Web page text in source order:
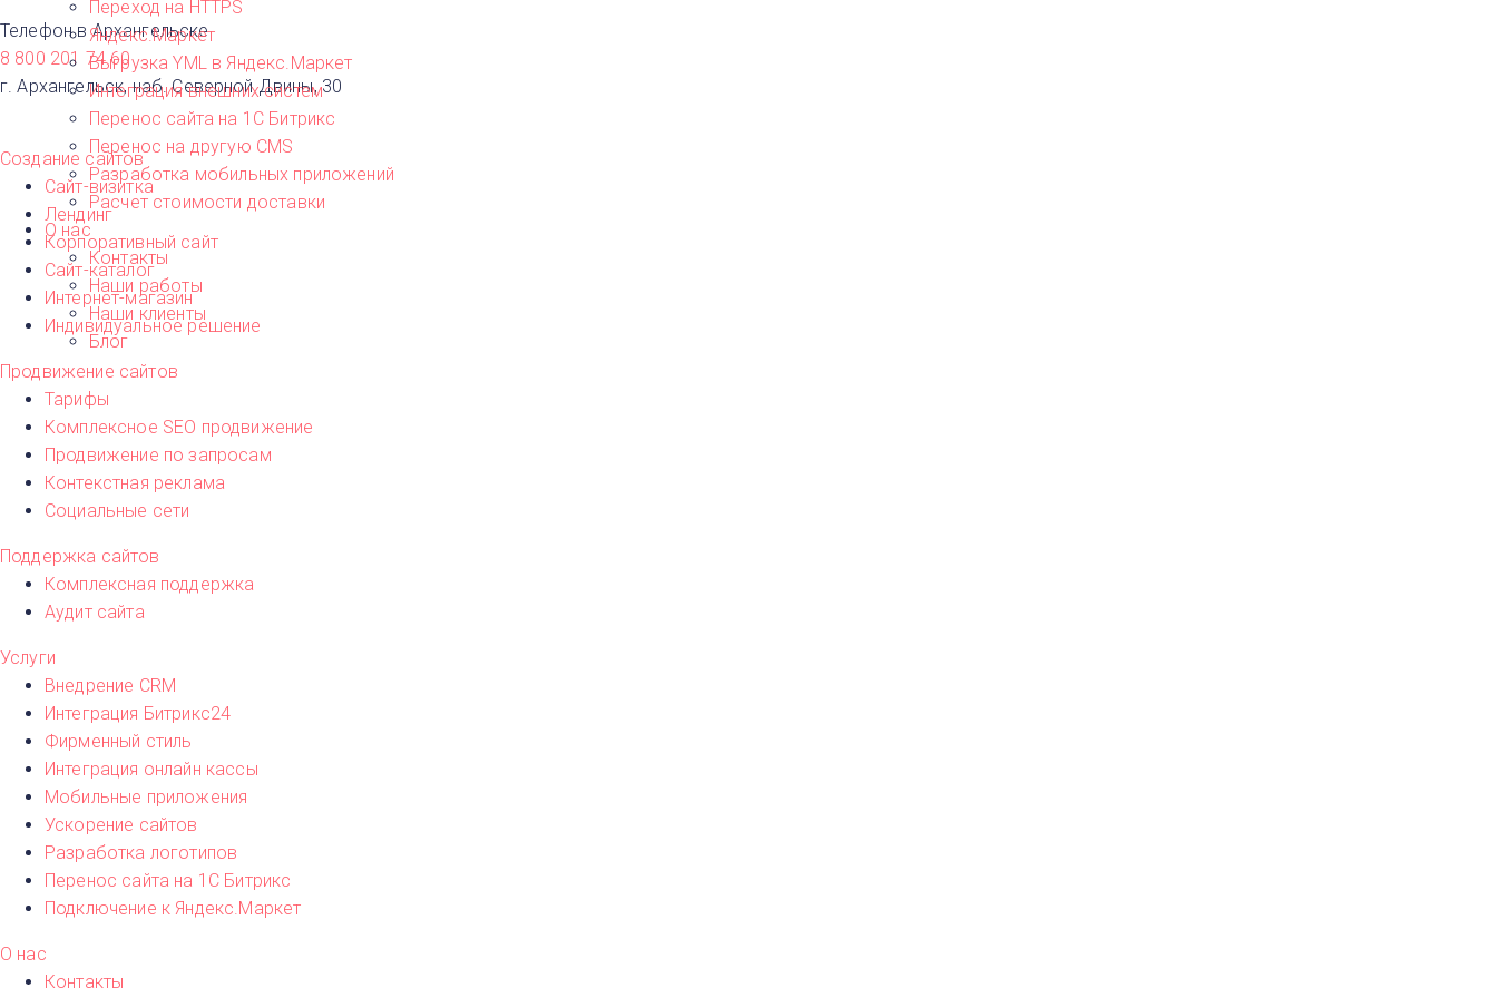
Переход на HTTPS
Яндекс.Маркет
Выгрузка YML в Яндекс.Маркет
Интеграция внешних систем
Перенос сайта на 1С Битрикс
Перенос на другую CMS​
Разработка мобильных приложений
Расчет стоимости доставки
О нас
Контакты
Наши работы
Наши клиенты
Блог
Телефон в Архангельске
8 800 201 74 60
г. Архангельск, наб. Северной Двины, 30
Создание сайтов
Сайт-визитка
Лендинг
Корпоративный сайт
Сайт-каталог
Интернет-магазин
Индивидуальное решение
Продвижение сайтов
Тарифы
Комплексное SEO продвижение
Продвижение по запросам
Контекстная реклама
Социальные сети
Поддержка сайтов
Комплексная поддержка
Аудит сайта
Услуги
Внедрение CRM
Интеграция Битрикс24
Фирменный стиль
Интеграция онлайн кассы
Мобильные приложения
Ускорение сайтов
Разработка логотипов
Перенос сайта на 1С Битрикс
Подключение к Яндекс.Маркет
О нас
Контакты
Пермь